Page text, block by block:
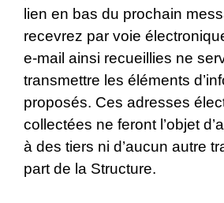
lien en bas du prochain
recevrez par voie
e-mail ainsi recueillies ne
transmettre les éléments
proposés. Ces adresses
collectées ne feront l’objet
à des tiers ni d’aucun autre
part de la Structure.